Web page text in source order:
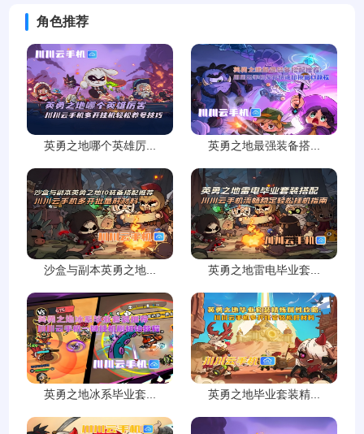
角色推荐
英勇之地哪个英雄厉... 英勇之地最强装备搭...
沙盒与副本英勇之地... 英勇之地雷电毕业套...
英勇之地冰系毕业套... 英勇之地毕业套装精...